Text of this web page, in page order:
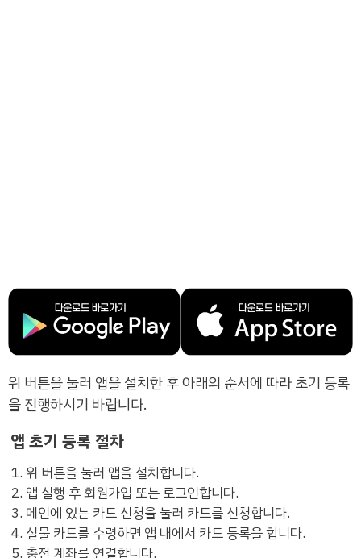
위 버튼을 눌러 앱을 설치한 후 아래의 순서에 따라 초기 등록
을 진행하시기 바랍니다.
앱 초기 등록 절차
위 버튼을 눌러 앱을 설치합니다.
앱 실행 후 회원가입 또는 로그인합니다.
메인에 있는 카드 신청을 눌러 카드를 신청합니다.
실물 카드를 수령하면 앱 내에서 카드 등록을 합니다.
충전 계좌를 연결합니다.